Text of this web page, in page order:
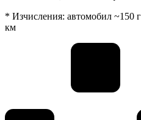
* Изчисления: автомобил ~150
км